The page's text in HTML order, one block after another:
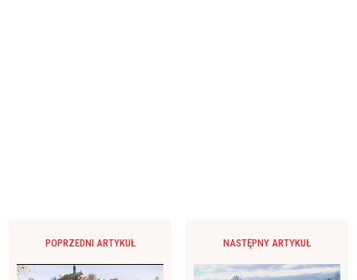
POPRZEDNI ARTYKUŁ NASTĘPNY ARTYKUŁ